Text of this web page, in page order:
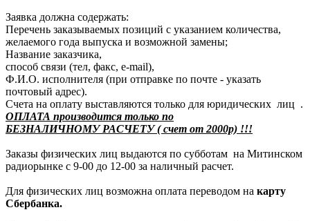
Заявка должна содержать:
Перечень заказываемых позиций с указанием количества,
желаемого года выпуска и возможной замены;
Название заказчика,
способ связи (тел, факс, e-mail),
Ф.И.О. исполнителя (при отправке по почте - указать
почтовый адрес).
Счета на оплату выставляются только для юридических лиц .
ОПЛАТА производится только по
БЕЗНАЛИЧНОМУ РАСЧЕТУ ( счет от 2000р) !!!
Заказы физических лиц выдаются по субботам на Митинском
радиорынке с 9-00 до 12-00 за наличный расчет.
Для физических лиц возможна оплата переводом на карту
Сбербанка.